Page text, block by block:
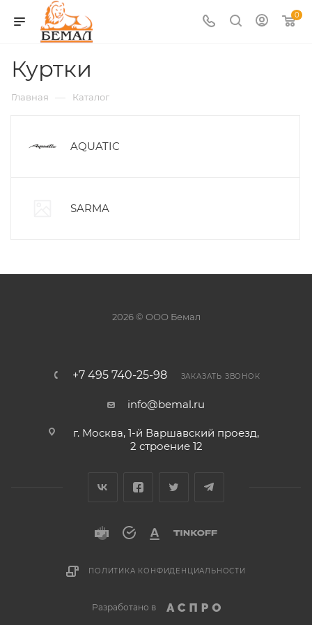
0
Куртки
Главная — Каталог
AQUATIC
SARMA
2026 © ООО Бемал
+7 495 740-25-98 ЗАКАЗАТЬ ЗВОНОК
info@bemal.ru
г. Москва, 1-й Варшавский проезд,
2 строение 12
ПОЛИТИКА КОНФИДЕНЦИАЛЬНОСТИ
Разработано в